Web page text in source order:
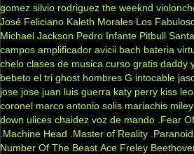
gomez silvio rodriguez the weeknd
José Feliciano Kaleth Morales Los
Michael Jackson Pedro Infante Pitbull
campos amplificador avicii bach bateria
chelo clases de musica curso gratis daddy
bebeto el tri ghost hombres G intocable
jose jose juan luis guerra katy perry kiss
coronel marco antonio solis mariachis
down ulices chaidez voz de mando .Fear
.Machine Head
.Master of Reality .Paranoid
Number Of The Beast Ace Freley